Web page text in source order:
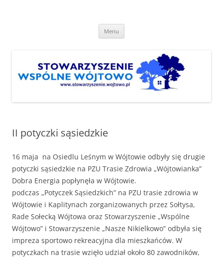
Wójtowo"
Menu
II potyczki sąsiedzkie
16 maja na Osiedlu Leśnym w Wójtowie odbyły się drugie
potyczki sąsiedzkie na PZU Trasie Zdrowia „Wójtowianka”
Dobra Energia popłynęła w Wójtowie.
podczas „Potyczek Sąsiedzkich” na PZU trasie zdrowia w
Wójtowie i Kaplitynach zorganizowanych przez Sołtysa,
Rade Sołecką Wójtowa oraz Stowarzyszenie „Wspólne
Wójtowo” i Stowarzyszenie „Nasze Nikielkowo” odbyła się
impreza sportowo rekreacyjna dla mieszkańców. W
potyczkach na trasie wzięło udział około 80 zawodników,